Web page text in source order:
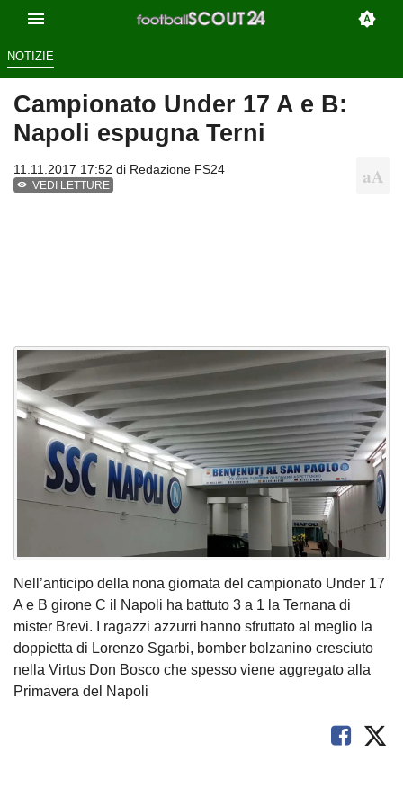
NOTIZIE
Campionato Under 17 A e B:
Napoli espugna Terni
11.11.2017 17:52 di Redazione FS24
VEDI LETTURE
Nell’anticipo della nona giornata del campionato Under 17
A e B girone C il Napoli ha battuto 3 a 1 la Ternana di
mister Brevi. I ragazzi azzurri hanno sfruttato al meglio la
doppietta di Lorenzo Sgarbi, bomber bolzanino cresciuto
nella Virtus Don Bosco che spesso viene aggregato alla
Primavera del Napoli